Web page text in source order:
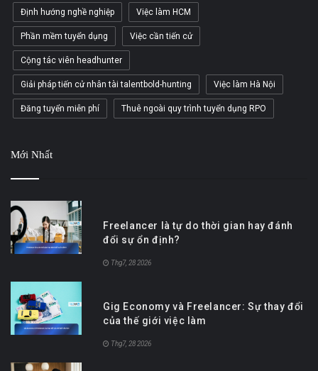
Định hướng nghề nghiệp Việc làm HCM
Phần mềm tuyển dụng Việc cần tiến cử
Cộng tác viên headhunter
Giải pháp tiến cử nhân tài talentbold-hunting Việc làm Hà Nội
Đăng tuyển miễn phí Thuê ngoài quy trình tuyển dụng RPO
Mới Nhất
Freelancer là tự do thời gian hay đánh
đổi sự ổn định?
Thg7, 28 2026
Gig Economy và Freelancer: Sự thay đổi
của thế giới việc làm
Thg7, 28 2026